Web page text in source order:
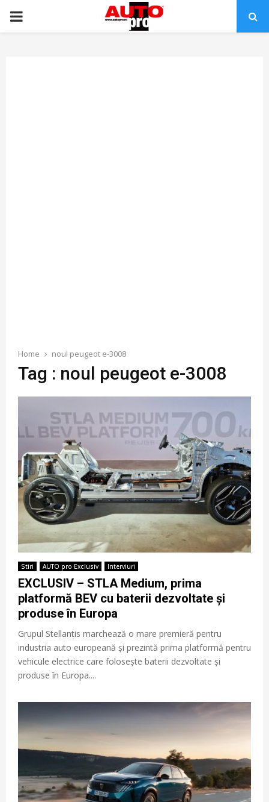
PRIMARY
Home noul peugeot e-3008
Tag : noul peugeot e-3008
Stiri AUTO pro Exclusiv Interviuri
EXCLUSIV – STLA Medium, prima
platformă BEV cu baterii dezvoltate și
produse în Europa
Grupul Stellantis marchează o mare premieră pentru
industria auto europeană și prezintă prima platformă pentru
vehicule electrice care folosește baterii dezvoltate și
produse în Europa....